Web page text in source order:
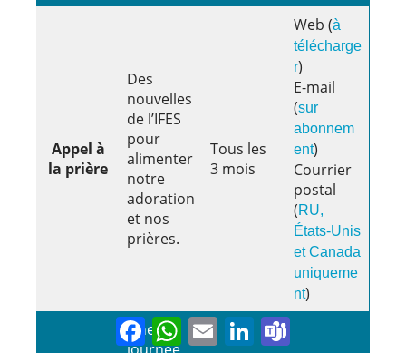
Appel à
la prière
Des
nouvelles
de l’IFES
pour
alimenter
notre
adoration
et nos
prières.
Tous les
3 mois
Web (à
télécharge
r)
E-mail
(sur
abonnem
ent)
Courrier
postal
(RU,
États-Unis
et Canada
uniqueme
nt)
Une
journée
FacebookWhatsAppEmail LinkedIn